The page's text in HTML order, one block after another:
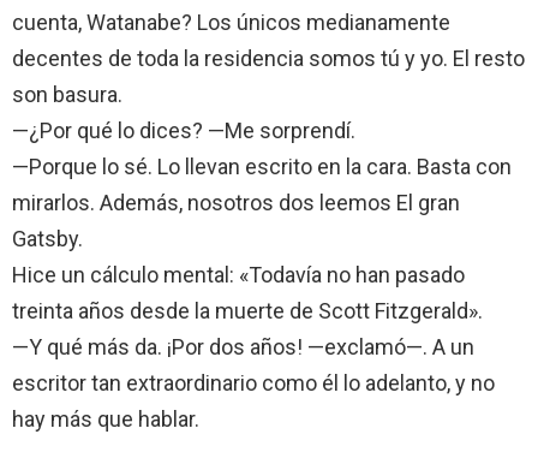
cuenta, Watanabe? Los únicos medianamente
decentes de toda la residencia somos tú y yo. El resto
son basura.
—¿Por qué lo dices? —Me sorprendí.
—Porque lo sé. Lo llevan escrito en la cara. Basta con
mirarlos. Además, nosotros dos leemos El gran
Gatsby.
Hice un cálculo mental: «Todavía no han pasado
treinta años desde la muerte de Scott Fitzgerald».
—Y qué más da. ¡Por dos años! —exclamó—. A un
escritor tan extraordinario como él lo adelanto, y no
hay más que hablar.